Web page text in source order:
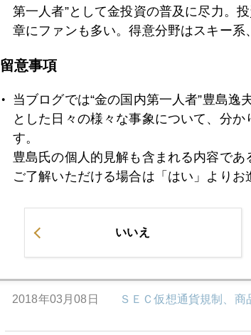
2018年03月13日 中国人と金
2018年03月12日 森友問題雑感
2018年03月09日 米朝対話サプライズ
2018年03月08日 ＳＥＣ仮想通貨規制、商
第一人者”として金投資の普及に尽力。
章にファンも多い。得意分野はスキー系
留意事項
当ブログでは“金の国内第一人者”豊島
とした日々の様々な事象について、分
す。
豊島氏の個人的見解も含まれる内容であ
ご了解いただける場合は「はい」よりお
いいえ